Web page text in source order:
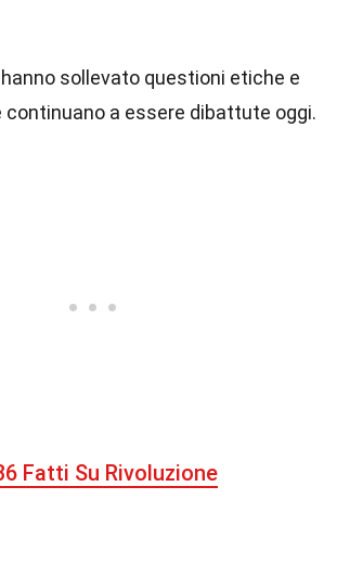
sollevato questioni etiche e
continuano a essere dibattute oggi.
Fatti Su Rivoluzione